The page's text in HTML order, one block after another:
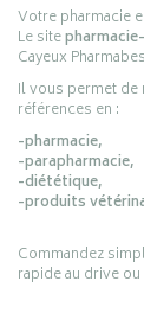
Votre pharmacie
Le site
Cayeux
Il vous permet
références en :
-pharmacie,
-parapharmacie,
-diététique,
-produits
Commandez
rapide au drive